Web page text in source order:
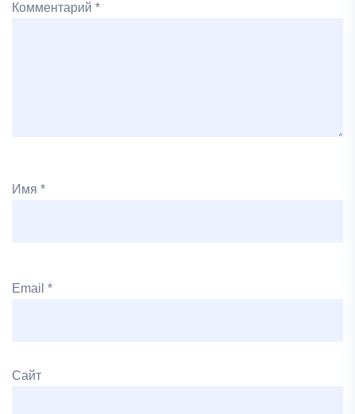
Комментарий *
Имя *
Email *
Сайт